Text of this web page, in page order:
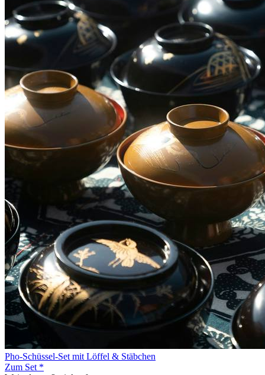
Pho-Schüssel-Set mit Löffel & Stäbchen
Zum Set *